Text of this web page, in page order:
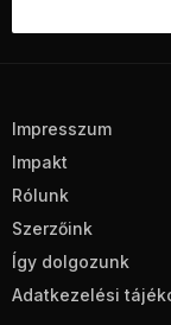
Impresszum
Impakt
Rólunk
Szerzőink
Így dolgozunk
Adatkezelési